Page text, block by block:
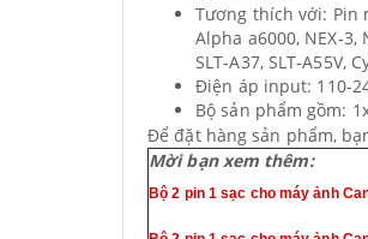
Tương thích với: Pin
Alpha a6000, NEX‐3,
SLT‐A37, SLT‐A55V,
Điện áp input: 110-
Bộ sản phẩm gồm:
Để đặt hàng sản phẩm,
Mời bạn xem thêm:
Bộ 2 pin 1 sạc cho máy ảnh